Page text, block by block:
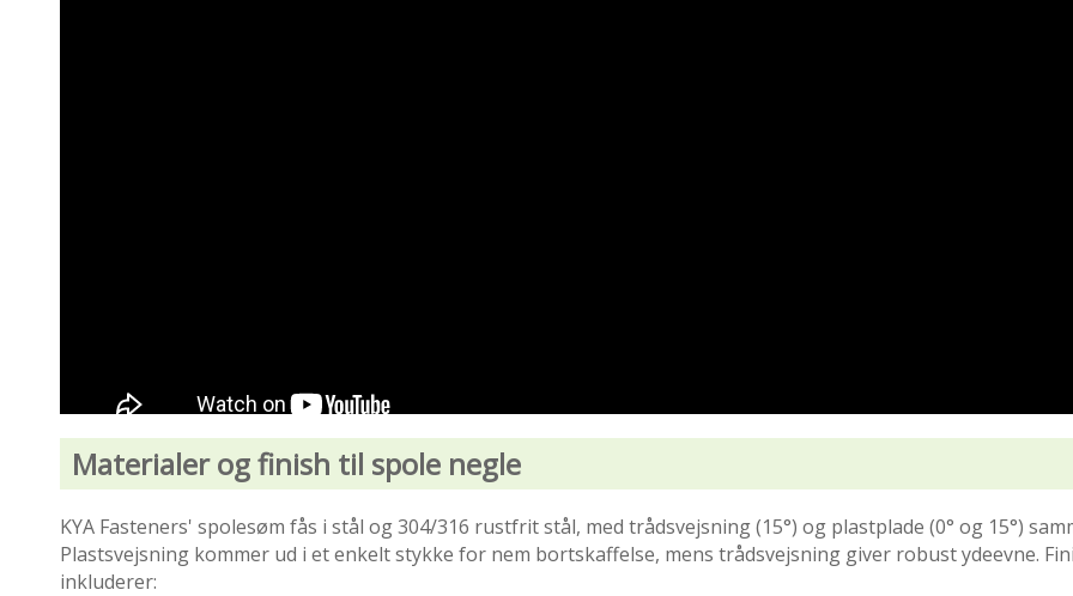
Materialer og finish til spole negle
KYA Fasteners' spolesøm fås i stål og 304/316 rustfrit stål, med trådsvejsning (15°) og plastplade (0° og 15°)
Plastsvejsning kommer ud i et enkelt stykke for nem bortskaffelse, mens trådsvejsning giver robust ydeevne.
inkluderer: